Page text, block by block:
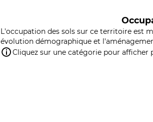
L'occupation des sols sur ce territoire est
évolution démographique et
Cliquez sur une catégorie pour afficher